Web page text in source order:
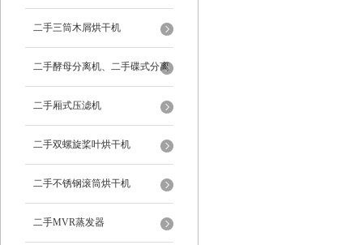
二手三筒木屑烘干机
二手酵母分离机、二手碟式分离
机
二手厢式压滤机
二手双螺旋桨叶烘干机
二手不锈钢滚筒烘干机
二手MVR蒸发器